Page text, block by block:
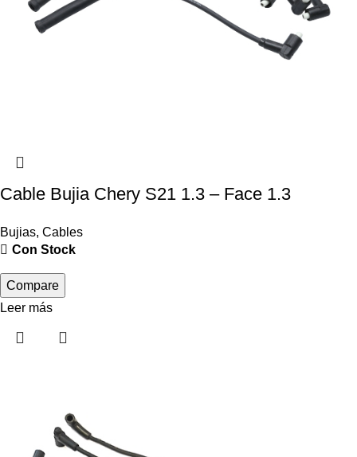
Cable Bujia Chery S21 1.3 – Face 1.3
Bujias, Cables
Con Stock
Compare
Leer más